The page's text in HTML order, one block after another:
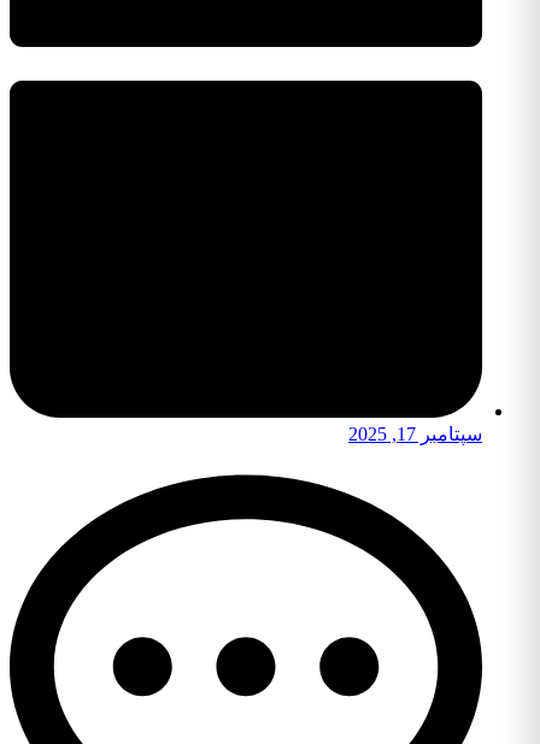
سپتامبر 17, 2025